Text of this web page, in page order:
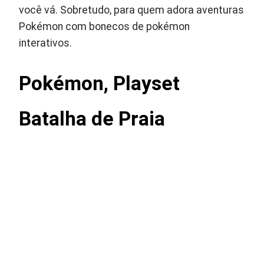
você vá. Sobretudo, para quem adora aventuras
Pokémon com bonecos de pokémon
interativos.
Pokémon, Playset
Batalha de Praia